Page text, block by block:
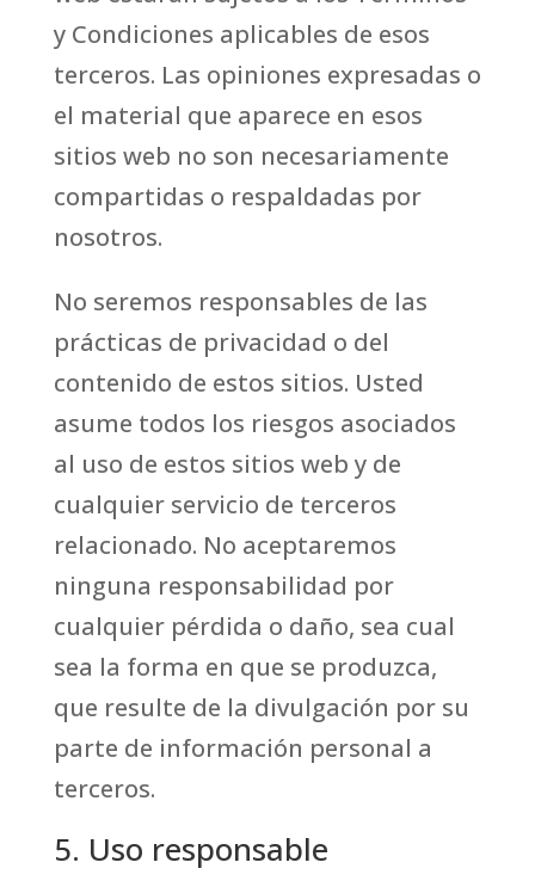
y Condiciones aplicables de esos
terceros. Las opiniones expresadas o
el material que aparece en esos
sitios web no son necesariamente
compartidas o respaldadas por
nosotros.
No seremos responsables de las
prácticas de privacidad o del
contenido de estos sitios. Usted
asume todos los riesgos asociados
al uso de estos sitios web y de
cualquier servicio de terceros
relacionado. No aceptaremos
ninguna responsabilidad por
cualquier pérdida o daño, sea cual
sea la forma en que se produzca,
que resulte de la divulgación por su
parte de información personal a
terceros.
5. Uso responsable